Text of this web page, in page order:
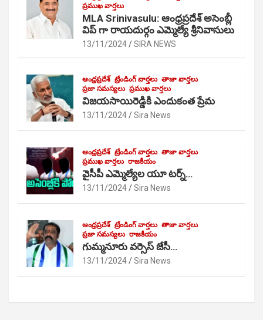
ప్రముఖ వార్తలు
MLA Srinivasulu: ఆంధ్రప్రదేశ్ అసెంబ్లీ
విప్ గా రాయదుర్గం ఎమ్మెల్యే శ్రీనివాసులు
13/11/2024 SIRA NEWS
ఆంధ్రప్రదేశ్ ట్రేండింగ్ వార్తలు తాజా వార్తలు
ప్రజా సమస్యలు ప్రముఖ వార్తలు
విజయసాయిరెడ్డికి ఎందుకంత ప్రేమ
13/11/2024 Sira News
ఆంధ్రప్రదేశ్ ట్రేండింగ్ వార్తలు తాజా వార్తలు
ప్రముఖ వార్తలు రాజకీయం
వైసీపీ ఎమ్మెల్యేల యూ టర్న్…
13/11/2024 Sira News
ఆంధ్రప్రదేశ్ ట్రేండింగ్ వార్తలు తాజా వార్తలు
ప్రజా సమస్యలు రాజకీయం
గుమ్మనూరు వర్సెస్ జేసీ…
13/11/2024 Sira News